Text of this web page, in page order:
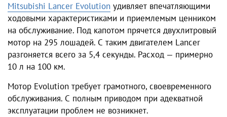
Mitsubishi Lancer Evolution удивляет впечатляющими
ходовыми характеристиками и приемлемым ценником
на обслуживание. Под капотом прячется двухлитровый
мотор на 295 лошадей. С таким двигателем Lancer
разгоняется всего за 5,4 секунды. Расход — примерно
10 л на 100 км.
Мотор Evolution требует грамотного, своевременного
обслуживания. С полным приводом при адекватной
эксплуатации проблем не возникнет.